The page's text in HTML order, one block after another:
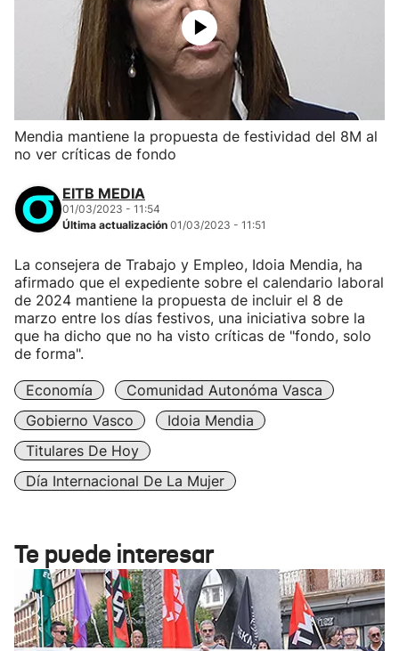
Mendia mantiene la propuesta de festividad del 8M al
no ver críticas de fondo
EITB MEDIA
01/03/2023 - 11:54
Última actualización 01/03/2023 - 11:51
La consejera de Trabajo y Empleo, Idoia Mendia, ha
afirmado que el expediente sobre el calendario laboral
de 2024 mantiene la propuesta de incluir el 8 de
marzo entre los días festivos, una iniciativa sobre la
que ha dicho que no ha visto críticas de "fondo, solo
de forma".
Economía
Comunidad Autonóma Vasca
Gobierno Vasco
Idoia Mendia
Titulares De Hoy
Día Internacional De La Mujer
Te puede interesar